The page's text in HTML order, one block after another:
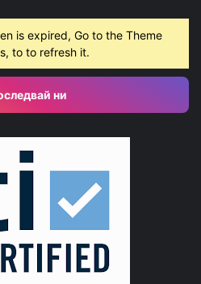
is expired, Go to the Theme
to to refresh it.
ни